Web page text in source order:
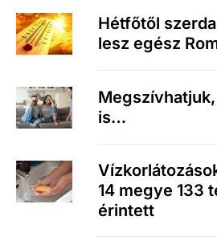
Hétfőtől
lesz egész
is…
14 megye 133
érintett